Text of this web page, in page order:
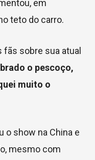
em
teto do carro.
sobre sua atual
o pescoço,
muito o
o show na China e
mesmo com